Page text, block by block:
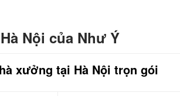
Nội của Như Ý
xưởng tại Hà Nội trọn gói